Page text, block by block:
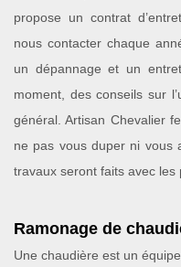
propose un contrat
nous contacter chaque
un dépannage et un
moment, des conseils sur
général. Artisan Chevalier
ne pas vous duper ni vous
travaux seront faits avec les
Ramonage de
Une chaudière est un